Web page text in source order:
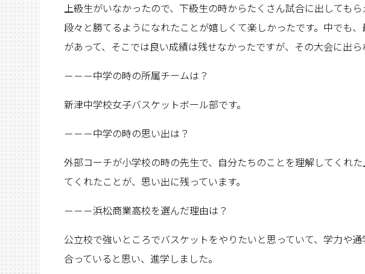
上級生がいなかったので、下級生の時からたくさん試合に出してもら
段々と勝てるようになれたことが嬉しくて楽しかったです。中でも
があって、そこでは良い成績は残せなかったですが、その大会に出ら
－－－中学の時の所属チームは？
新津中学校女子バスケットボール部です。
－－－中学の時の思い出は？
外部コーチが小学校の時の先生で、自分たちのことを理解してくれ
てくれたことが、思い出に残っています。
－－－浜松商業高校を選んだ理由は？
公立校で強いところでバスケットをやりたいと思っていて、学力や
合っていると思い、進学しました。